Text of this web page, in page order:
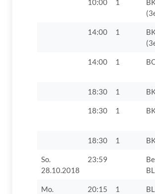
10:00 1
14:00 1
14:00 1
18:30 1
18:30 1
18:30 1
So.
28.10.2018
23:59
Mo.
20:15
1